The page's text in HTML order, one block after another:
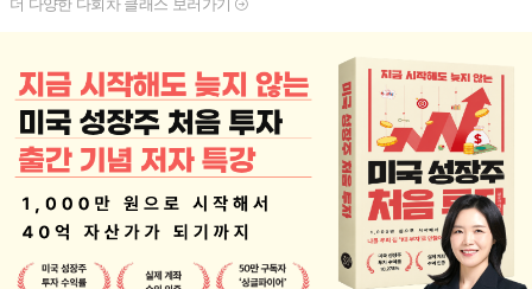
더 다양한 다회차 클래스 보러가기